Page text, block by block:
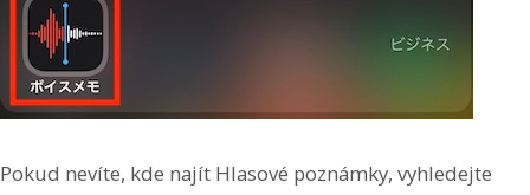
Pokud nevíte, kde najít Hlasové poznámky, vyhledejte